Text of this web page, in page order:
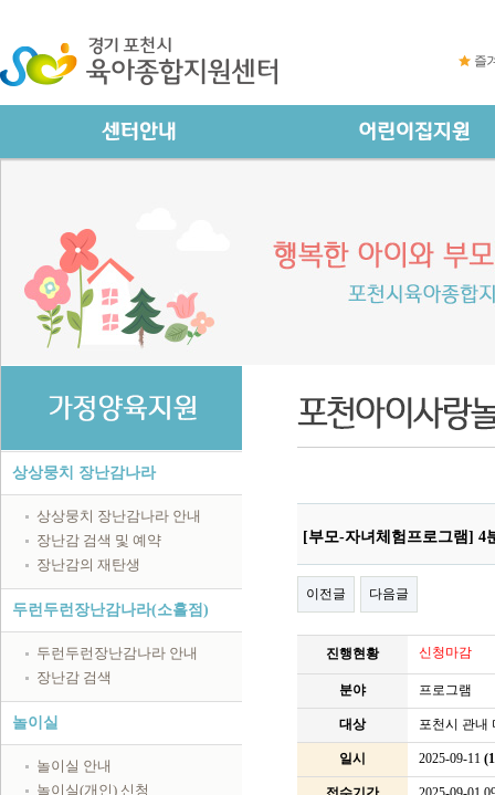
즐
상상뭉치 장난감나라
상상뭉치 장난감나라 안내
장난감 검색 및 예약
장난감의 재탄생
두런두런장난감나라(소흘점)
두런두런장난감나라 안내
장난감 검색
놀이실
놀이실 안내
놀이실(개인) 신청
[부모-자녀체험프로그램] 4
이전글 다음글
진행현황 신청마감
분야 프로그램
대상 포천시 관내
일시 2025-09-11